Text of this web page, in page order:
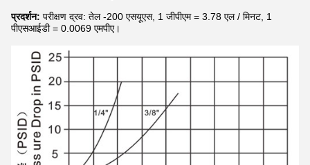
प्रदर्शन: परीक्षण द्रव: तेल -200 एसयूएस, 1 जीपीएम = 3.78 एल / मिनट, 1
पीएसआईडी = 0.0069 एमपीए।